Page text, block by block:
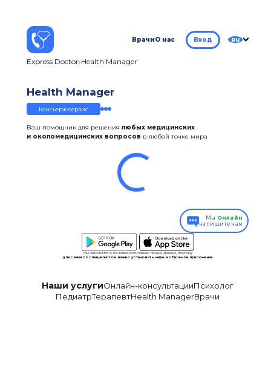
ВрачиО нас Вход RU
Express Doctor Health Manager
Health Manager
Консьерж-сервис
Ваш помощник для решениялюбых медицинских
и околомедицинских вопросов в любой точке мира
Мы Онлайн
напишите нам
Мы заботимся о безопасности ваших личных данных, поэтому
для связи со специалистом важно установить наше мобильное приложение
Наши услугиОнлайн-консультацииПсихолог
ПедиатрТерапевтHealth ManagerВрачи